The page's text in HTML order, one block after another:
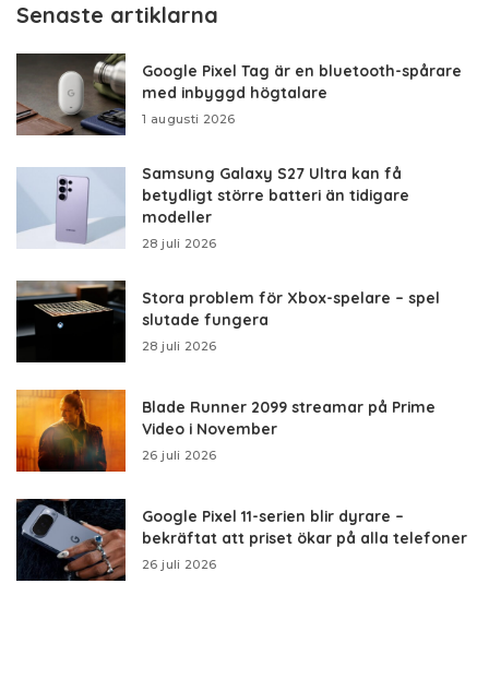
Senaste artiklarna
Google Pixel Tag är en bluetooth-spårare
med inbyggd högtalare
1 augusti 2026
Samsung Galaxy S27 Ultra kan få
betydligt större batteri än tidigare
modeller
28 juli 2026
Stora problem för Xbox-spelare – spel
slutade fungera
28 juli 2026
Blade Runner 2099 streamar på Prime
Video i November
26 juli 2026
Google Pixel 11-serien blir dyrare –
bekräftat att priset ökar på alla telefoner
26 juli 2026